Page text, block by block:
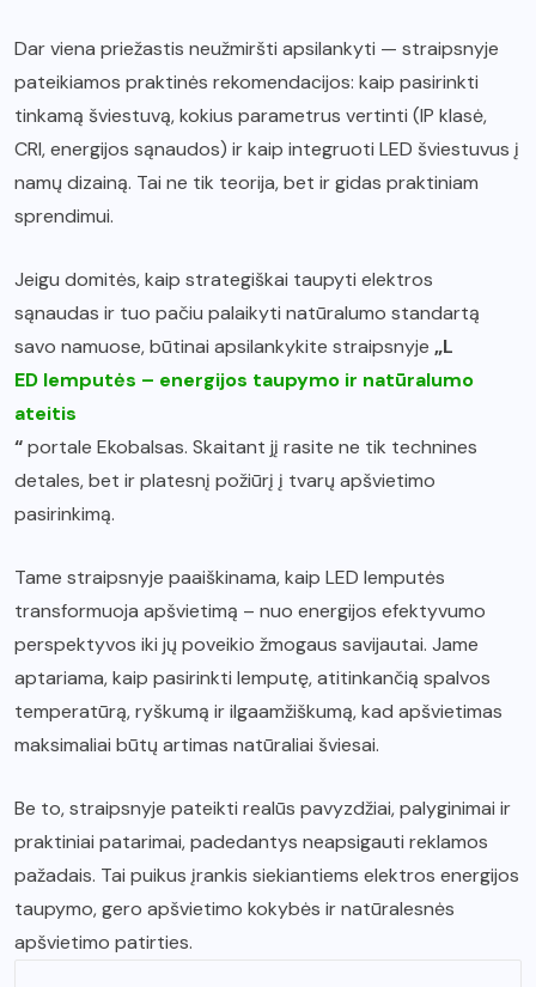
Dar viena priežastis neužmiršti apsilankyti — straipsnyje
pateikiamos praktinės rekomendacijos: kaip pasirinkti
tinkamą šviestuvą, kokius parametrus vertinti (IP klasė,
CRI, energijos sąnaudos) ir kaip integruoti LED šviestuvus į
namų dizainą. Tai ne tik teorija, bet ir gidas praktiniam
sprendimui.
Jeigu domitės, kaip strategiškai taupyti elektros
sąnaudas ir tuo pačiu palaikyti natūralumo standartą
savo namuose, būtinai apsilankykite straipsnyje „L
ED lemputės – energijos taupymo ir natūralumo
ateitis
“portale Ekobalsas. Skaitant jį rasite ne tik technines
detales, bet ir platesnį požiūrį į tvarų apšvietimo
pasirinkimą.
Tame straipsnyje paaiškinama, kaip LED lemputės
transformuoja apšvietimą – nuo energijos efektyvumo
perspektyvos iki jų poveikio žmogaus savijautai. Jame
aptariama, kaip pasirinkti lemputę, atitinkančią spalvos
temperatūrą, ryškumą ir ilgaamžiškumą, kad apšvietimas
maksimaliai būtų artimas natūraliai šviesai.
Be to, straipsnyje pateikti realūs pavyzdžiai, palyginimai ir
praktiniai patarimai, padedantys neapsigauti reklamos
pažadais. Tai puikus įrankis siekiantiems elektros energijos
taupymo, gero apšvietimo kokybės ir natūralesnės
apšvietimo patirties.